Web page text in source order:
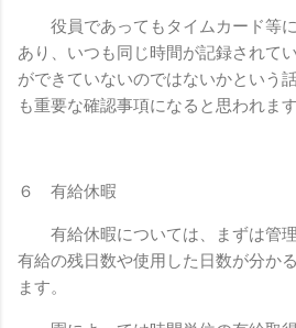
役員であってもタイムカード等
あり、いつも同じ時間が記録されて
ができていないのではないかという
も重要な確認事項になると思われます
６ 有給休暇
有給休暇については、まずは管
有給の残日数や使用した日数が分か
ます。